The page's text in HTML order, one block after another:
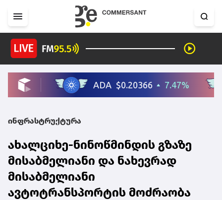
ინფრასტრუქტურა
ახალციხე-ნინოწმინდის გზაზე
მისაბმელიანი და ნახევრად
მისაბმელიანი
ავტოტრანსპორტის მოძრაობა